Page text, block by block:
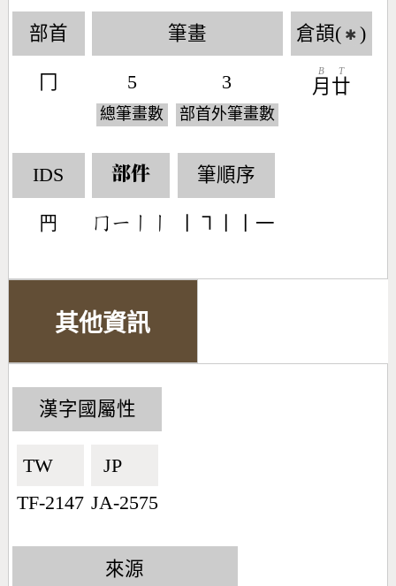
部首
冂
筆畫
5
總筆畫數
3
部首外筆畫數
倉頡( ✱ )
月
B
廿
T
IDS
䍏
部件
󶀦󶀀󶀂󶀂
筆順序
丨㇕丨丨一
其他資訊
漢字國屬性
TW🇹🇼
TF-2147
JP🇯🇵
JA-2575
來源